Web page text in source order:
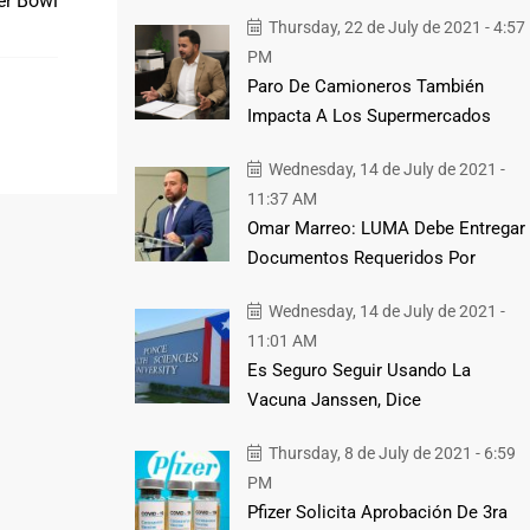
Thursday, 22 de July de 2021 - 4:57
PM
Paro De Camioneros También
Impacta A Los Supermercados
Wednesday, 14 de July de 2021 -
11:37 AM
Omar Marreo: LUMA Debe Entregar
Documentos Requeridos Por
Wednesday, 14 de July de 2021 -
11:01 AM
Es Seguro Seguir Usando La
Vacuna Janssen, Dice
Thursday, 8 de July de 2021 - 6:59
PM
Pfizer Solicita Aprobación De 3ra